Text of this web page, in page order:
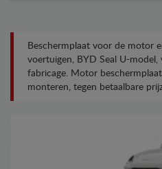
Beschermplaat voor de motor
voertuigen, BYD Seal U-
fabricage. Motor
monteren, tegen betaalbare